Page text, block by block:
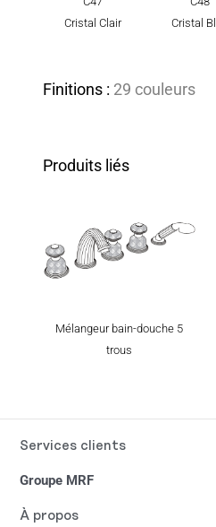
Cristal Clair
Cristal
Finitions : 29 couleurs
Produits liés
Mélangeur bain-douche 5
trous
Services clients
Groupe MRF
À propos